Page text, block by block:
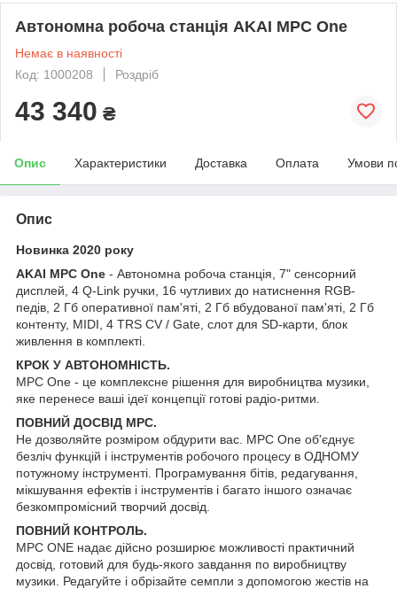
Автономна робоча станція AKAI MPC One
Немає в наявності
Код: 1000208
Роздріб
43 340 ₴
Опис Характеристики Доставка Оплата Умови
Опис
Новинка 2020 року
AKAI MPC One - Автономна робоча станція, 7" сенсорний
дисплей, 4 Q-Link ручки, 16 чутливих до натиснення RGB-
педів, 2 Гб оперативної пам'яті, 2 Гб вбудованої пам'яті, 2 Гб
контенту, MIDI, 4 TRS CV / Gate, слот для SD-карти, блок
живлення в комплекті.
КРОК У АВТОНОМНІСТЬ.
MPC One - це комплексне рішення для виробництва музики,
яке перенесе ваші ідеї концепції готові радіо-ритми.
ПОВНИЙ ДОСВІД MPC.
Не дозволяйте розміром обдурити вас. MPC One об'єднує
безліч функцій і інструментів робочого процесу в ОДНОМУ
потужному інструменті. Програмування бітів, редагування,
мікшування ефектів і інструментів і багато іншого означає
безкомпромісний творчий досвід.
ПОВНИЙ КОНТРОЛЬ.
MPC ONE надає дійсно розширює можливості практичний
досвід, готовий для будь-якого завдання по виробництву
музики. Редагуйте і обрізайте семпли з допомогою жестів на